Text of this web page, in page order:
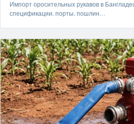
Импорт оросительных рукавов в
спецификации, порты, пошлин…